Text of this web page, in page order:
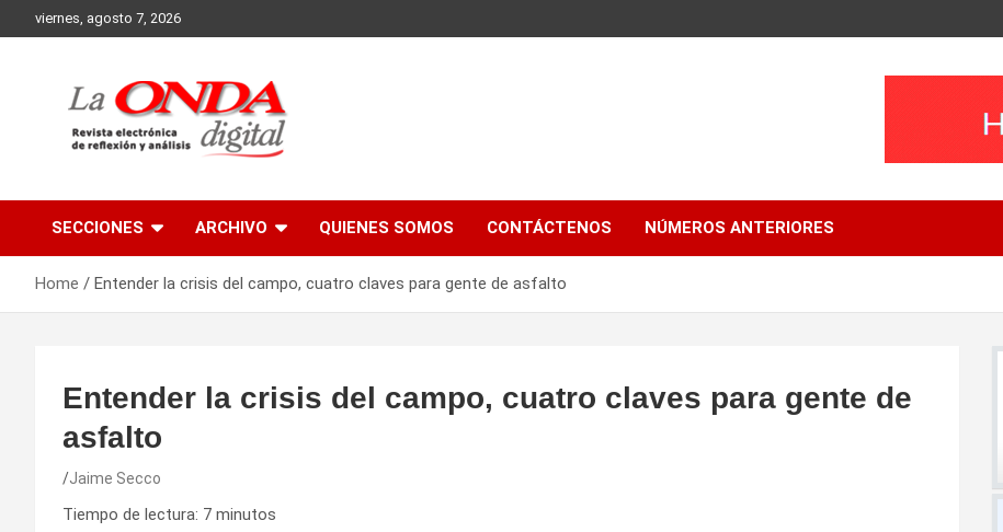
to
viernes, agosto 7, 2026
SECCIONES ARCHIVO QUIENES SOMOS CONTÁCTENOS NÚMEROS ANTERIORES
Home Entender la crisis del campo, cuatro claves para gente de asfalto
Entender la crisis del campo, cuatro claves para gente de
asfalto
Jaime Secco
Tiempo de lectura: 7 minutos